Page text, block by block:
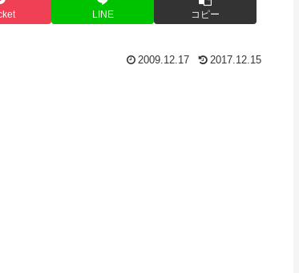
LINE コピー
2009.12.17 2017.12.15